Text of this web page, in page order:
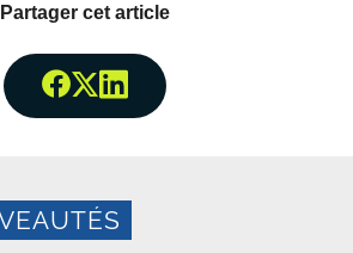
Partager cet article
Partager surFacebook
Partager surTwitter
Partager